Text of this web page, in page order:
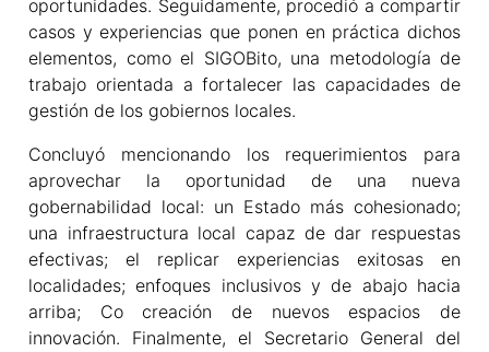
oportunidades. Seguidamente, procedió a compartir
casos y experiencias que ponen en práctica dichos
elementos, como el SIGOBito, una metodología de
trabajo orientada a fortalecer las capacidades de
gestión de los gobiernos locales.
Concluyó mencionando los requerimientos para
aprovechar la oportunidad de una nueva
gobernabilidad local: un Estado más cohesionado;
una infraestructura local capaz de dar respuestas
efectivas; el replicar experiencias exitosas en
localidades; enfoques inclusivos y de abajo hacia
arriba; Co creación de nuevos espacios de
innovación. Finalmente, el Secretario General del